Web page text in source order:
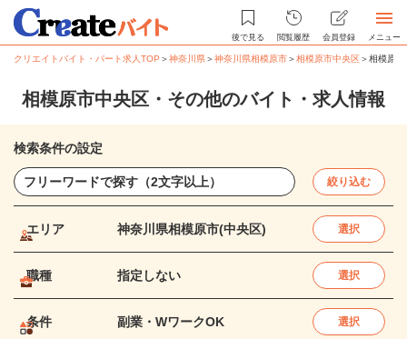
後で見る 閲覧履歴 会員登録 メニュー
クリエイトバイト・パート求人TOP ＞神奈川県＞神奈川県相模原市＞相模原市中央区＞相模原
相模原市中央区・その他のバイト・求人情報
検索条件の設定
絞り込む
エリア 神奈川県相模原市(中央区) 選択
職種 指定しない 選択
条件 副業・WワークOK 選択